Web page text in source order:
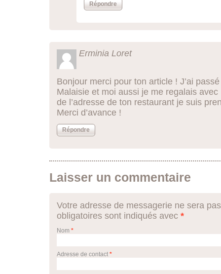
Répondre
Erminia Loret
Bonjour merci pour ton article ! J’ai
Malaisie et moi aussi je me regalais
de l’adresse de ton restaurant je suis
Merci d’avance !
Répondre
Laisser un commentaire
Votre adresse de messagerie ne sera
obligatoires sont indiqués avec *
Nom *
Adresse de contact *